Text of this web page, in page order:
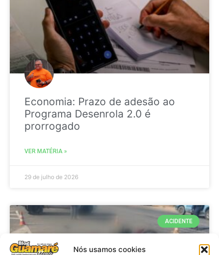
Nós usamos cookies
Economia: Prazo de adesão ao
Programa Desenrola 2.0 é
prorrogado
VER MATÉRIA »
29 de julho de 2026
ACIDENTE